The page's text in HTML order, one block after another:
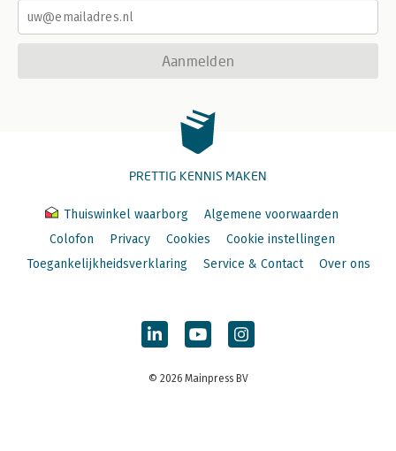
Aanmelden
PRETTIG KENNIS MAKEN
Thuiswinkel waarborg
Algemene voorwaarden
Colofon
Privacy Cookies
Cookie instellingen
Toegankelijkheidsverklaring
Service & Contact Over ons
© 2026 Mainpress BV